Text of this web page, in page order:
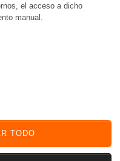
integraciones
sistemas fiables,
el acceso a dicho
manual.
TODO